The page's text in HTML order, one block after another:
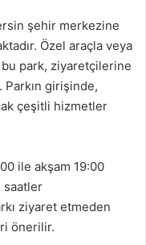
şehir merkezine
Özel araçla veya
bu park, ziyaretçilerine
Parkın girişinde,
çeşitli hizmetler
ile akşam 19:00
saatler
ziyaret etmeden
önerilir.